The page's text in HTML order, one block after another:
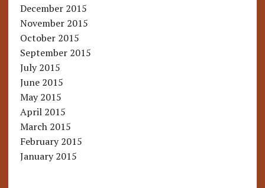
December 2015
November 2015
October 2015
September 2015
July 2015
June 2015
May 2015
April 2015
March 2015
February 2015
January 2015